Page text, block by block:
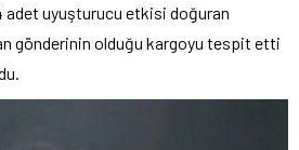
uyuşturucu etkisi doğuran
gönderinin olduğu kargoyu tespit etti